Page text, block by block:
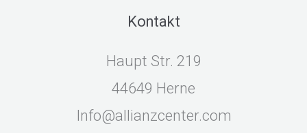
Kontakt
Haupt Str. 219
44649 Herne
Info@allianzcenter.com